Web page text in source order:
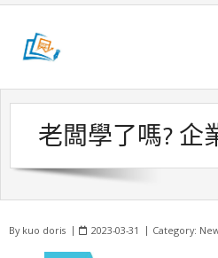
Skip
content
老闆學了嗎? 企
By kuo doris 2023-03-31 Category: